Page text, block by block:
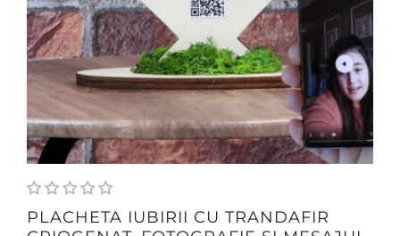
PLACHETA IUBIRII CU TRANDAFIR